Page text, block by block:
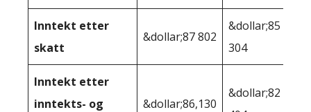
Inntekt etter
skatt
&dollar;87 802
&dollar;85
304
Inntekt etter
inntekts- og
&dollar;86,130
&dollar;82